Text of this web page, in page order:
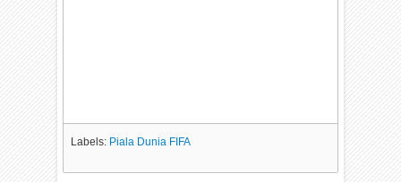
Labels: Piala Dunia FIFA